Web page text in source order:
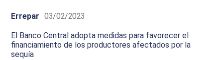
Errepar 03/02/2023
El Banco Central adopta medidas para favorecer el
financiamiento de los productores afectados por la
sequía